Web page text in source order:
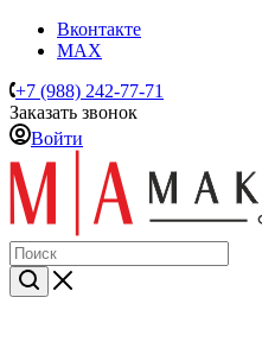
Вконтакте
MAX
+7 (988) 242-77-71
Заказать звонок
Войти